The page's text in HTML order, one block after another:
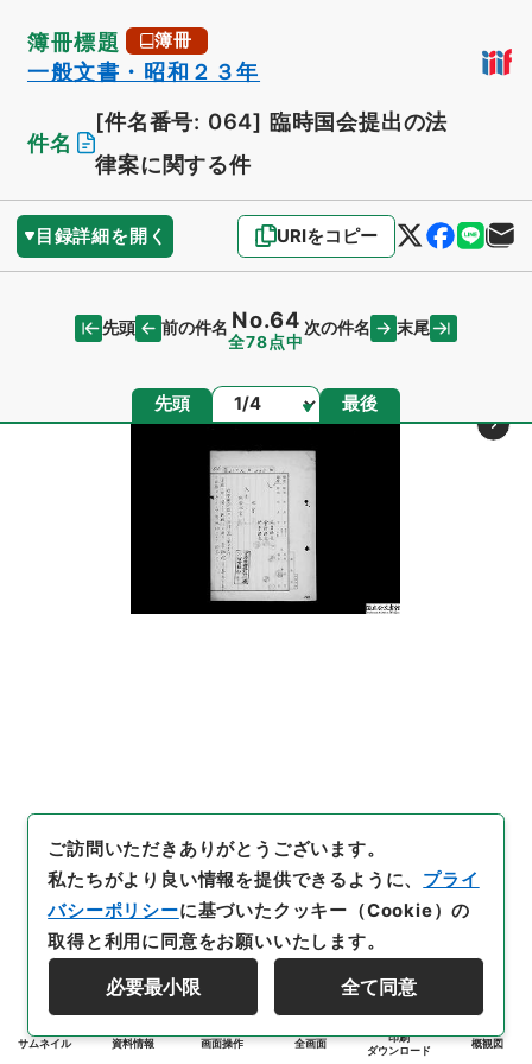
簿冊標題 簿冊
一般文書・昭和２３年
件名
[件名番号: 064] 臨時国会提出の法
律案に関する件
目録詳細を開く URIをコピー
先頭 前の件名 No.64
全78点中
次の件名 末尾
先頭 ページ 最後
サムネイル 資料情報 画面操作 全画面
印刷
ダウンロード
概観図
ご訪問いただきありがとうございます。
私たちがより良い情報を提供できるように、 プライ
バシーポリシーに基づいたクッキー（Cookie）の
取得と利用に同意をお願いいたします。
必要最小限 全て同意